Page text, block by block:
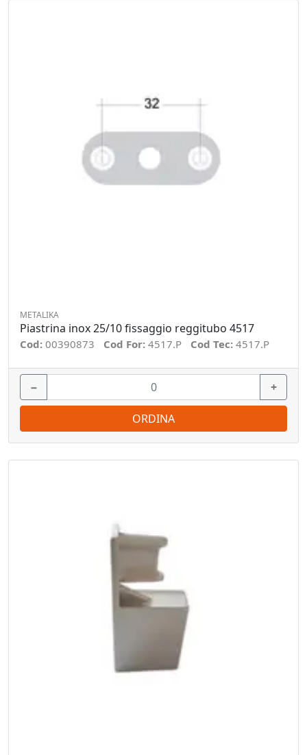
METALIKA
Piastrina inox 25/10 fissaggio reggitubo 4517
Cod: 00390873 Cod For: 4517.P Cod Tec: 4517.P
− +
ORDINA